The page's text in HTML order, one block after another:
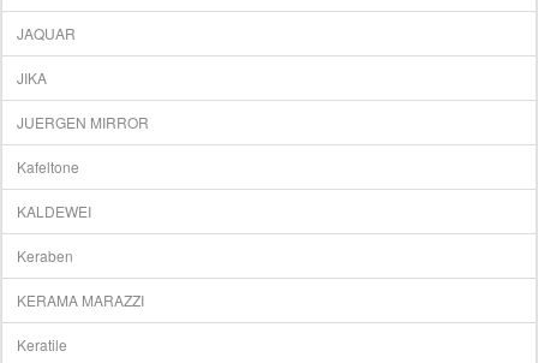
JAQUAR
JIKA
JUERGEN MIRROR
Kafeltone
KALDEWEI
Keraben
KERAMA MARAZZI
Keratile